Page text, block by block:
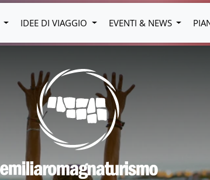
IDEE DI VIAGGIO EVENTI & NEWS